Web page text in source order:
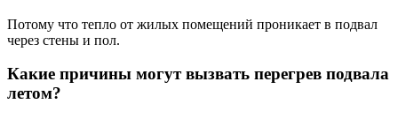
Потому что тепло от жилых помещений проникает в подвал
через стены и пол.
Какие причины могут вызвать перегрев подвала
летом?